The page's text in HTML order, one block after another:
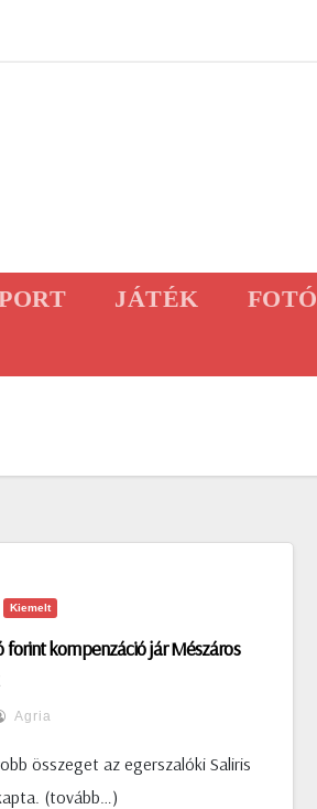
JÁTÉK FOTÓ
Kiemelt
forint kompenzáció jár Mészáros
Agria
összeget az egerszalóki Saliris
(tovább…)